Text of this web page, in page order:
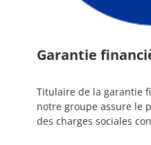
Garantie
Titulaire de la garantie
notre groupe assure le
des charges sociales